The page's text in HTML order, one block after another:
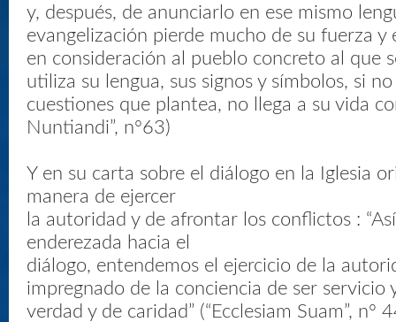
y, después, de anunciarlo en ese mismo
evangelización pierde mucho de su fuerza y
en consideración al pueblo concreto al que
utiliza su lengua, sus signos y símbolos, si
cuestiones que plantea, no llega a su vida
Nuntiandi”, nº63)
Y en su carta sobre el diálogo en la Iglesia
manera de ejercer
la autoridad y de afrontar los conflictos :
enderezada hacia el
diálogo, entendemos el ejercicio de la
impregnado de la conciencia de ser servicio
verdad y de caridad” (“Ecclesiam Suam”, nº